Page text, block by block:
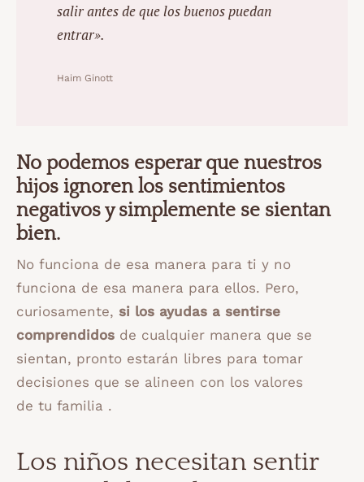
salir antes de que los buenos puedan
entrar».
Haim Ginott
No podemos esperar que nuestros
hijos ignoren los sentimientos
negativos y simplemente se sientan
bien.
No funciona de esa manera para ti y no
funciona de esa manera para ellos. Pero,
curiosamente, si los ayudas a sentirse
comprendidos de cualquier manera que se
sientan, pronto estarán libres para tomar
decisiones que se alineen con los valores
de tu familia .
Los niños necesitan sentir